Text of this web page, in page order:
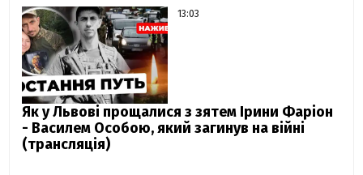
13:03
Як у Львові прощалися з зятем Ірини Фаріон
- Василем Особою, який загинув на війні
(трансляція)